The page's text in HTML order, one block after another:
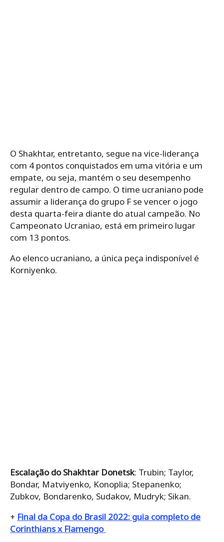
O Shakhtar, entretanto, segue na vice-liderança
com 4 pontos conquistados em uma vitória e um
empate, ou seja, mantém o seu desempenho
regular dentro de campo. O time ucraniano pode
assumir a liderança do grupo F se vencer o jogo
desta quarta-feira diante do atual campeão. No
Campeonato Ucraniao, está em primeiro lugar
com 13 pontos.
Ao elenco ucraniano, a única peça indisponível é
Korniyenko.
Escalação do Shakhtar Donetsk: Trubin; Taylor,
Bondar, Matviyenko, Konoplia; Stepanenko;
Zubkov, Bondarenko, Sudakov, Mudryk; Sikan.
+ Final da Copa do Brasil 2022: guia completo de
Corinthians x Flamengo